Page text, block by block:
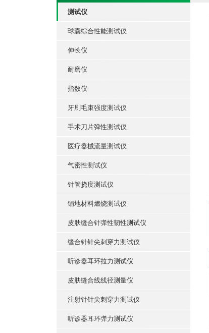
测试仪
球囊综合性能测试仪
伸长仪
耐磨仪
指数仪
牙刷毛束强度测试仪
手术刀片弹性测试仪
医疗器械流量测试仪
气密性测试仪
针管挠度测试仪
铺地材料燃烧测试仪
皮肤缝合针弹性韧性测试仪
缝合针针尖刺穿力测试仪
听诊器耳环拉力测试仪
皮肤缝合线线径测量仪
注射针针尖刺穿力测试仪
听诊器耳环弹力测试仪